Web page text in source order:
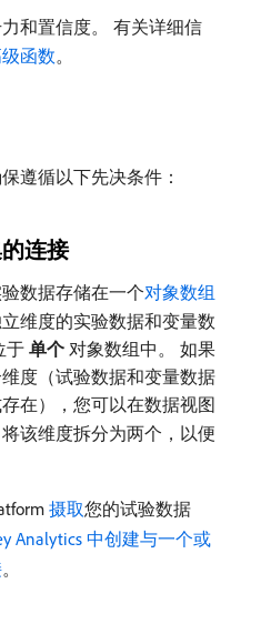
和置信度。 有关详细信
函数。
遵循以下先决条件：
连接
数据存储在一个对象数组
维度的实验数据和变量数
于​单个 ​对象数组中。 如果
度（试验数据和变量数据
在），您可以在数据视图
该维度拆分为两个，以便
摄取您的试验数据
Analytics 中创建与一个或
。